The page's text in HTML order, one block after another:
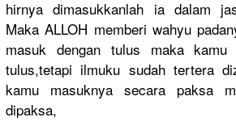
hirnya dimasukkanlah ia dalam
Maka ALLOH memberi wahyu
masuk dengan tulus maka
tulus,tetapi ilmuku sudah tertera
kamu masuknya secara paksa
dipaksa,